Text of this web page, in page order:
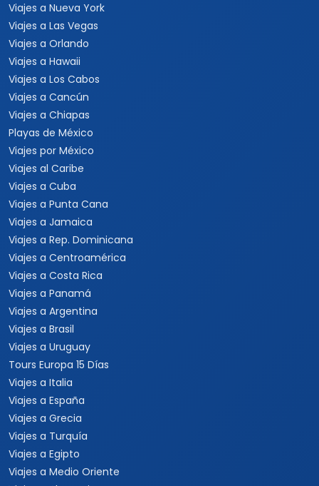
Viajes a Nueva York
Viajes a Las Vegas
Viajes a Orlando
Viajes a Hawaii
Viajes a Los Cabos
Viajes a Cancún
Viajes a Chiapas
Playas de México
Viajes por México
Viajes al Caribe
Viajes a Cuba
Viajes a Punta Cana
Viajes a Jamaica
Viajes a Rep. Dominicana
Viajes a Centroamérica
Viajes a Costa Rica
Viajes a Panamá
Viajes a Argentina
Viajes a Brasil
Viajes a Uruguay
Tours Europa 15 Días
Viajes a Italia
Viajes a España
Viajes a Grecia
Viajes a Turquía
Viajes a Egipto
Viajes a Medio Oriente